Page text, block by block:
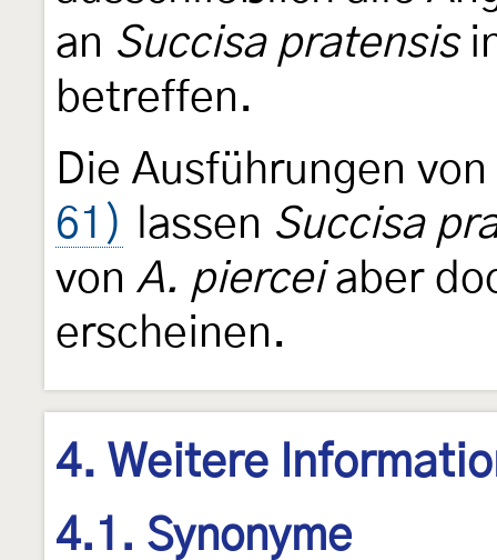
an Succisa pratensis
betreffen.
Die Ausführungen von
61)
lassen Succisa
von A. pierceiaber
erscheinen.
4. Weitere
4.1. Synonyme